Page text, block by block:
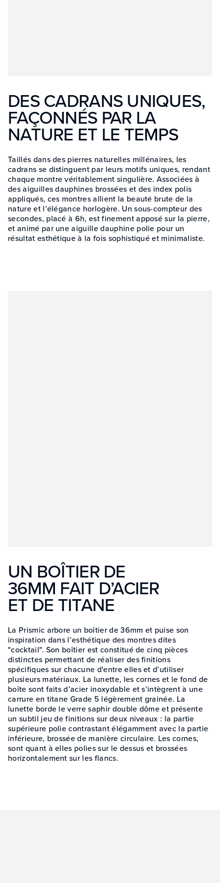
DES CADRANS UNIQUES,
FAÇONNÉS PAR LA
NATURE ET LE TEMPS
Taillés dans des pierres naturelles millénaires, les
cadrans se distinguent par leurs motifs uniques, rendant
chaque montre véritablement singulière. Associées à
des aiguilles dauphines brossées et des index polis
appliqués, ces montres allient la beauté brute de la
nature et l’élégance horlogère. Un sous-compteur des
secondes, placé à 6h, est finement apposé sur la pierre,
et animé par une aiguille dauphine polie pour un
résultat esthétique à la fois sophistiqué et minimaliste.
UN BOÎTIER DE
36MM FAIT D’ACIER
ET DE TITANE
La Prismic arbore un boîtier de 36mm et puise son
inspiration dans l’esthétique des montres dites
"cocktail". Son boîtier est constitué de cinq pièces
distinctes permettant de réaliser des finitions
spécifiques sur chacune d'entre elles et d’utiliser
plusieurs matériaux. La lunette, les cornes et le fond de
boîte sont faits d’acier inoxydable et s’intègrent à une
carrure en titane Grade 5 légèrement grainée. La
lunette borde le verre saphir double dôme et présente
un subtil jeu de finitions sur deux niveaux : la partie
supérieure polie contrastant élégamment avec la partie
inférieure, brossée de manière circulaire. Les cornes,
sont quant à elles polies sur le dessus et brossées
horizontalement sur les flancs.